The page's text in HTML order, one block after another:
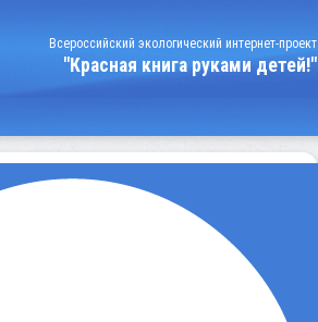
Всероссийский экологический интернет-проект
"Красная книга руками детей!"